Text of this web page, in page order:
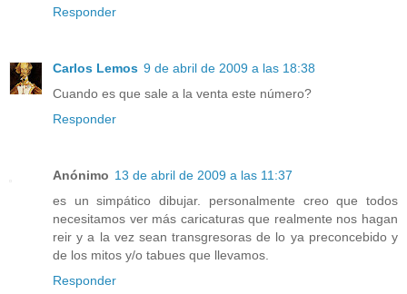
Responder
Carlos Lemos 9 de abril de 2009 a las 18:38
Cuando es que sale a la venta este número?
Responder
Anónimo 13 de abril de 2009 a las 11:37
es un simpático dibujar. personalmente creo que todos
necesitamos ver más caricaturas que realmente nos hagan
reir y a la vez sean transgresoras de lo ya preconcebido y
de los mitos y/o tabues que llevamos.
Responder